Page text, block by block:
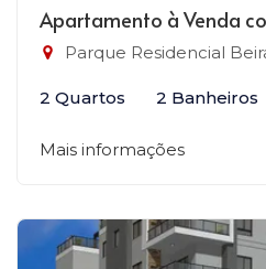
Apartamento à Venda
Parque Residencial
2 Quartos 2 Banheiros
Mais informações